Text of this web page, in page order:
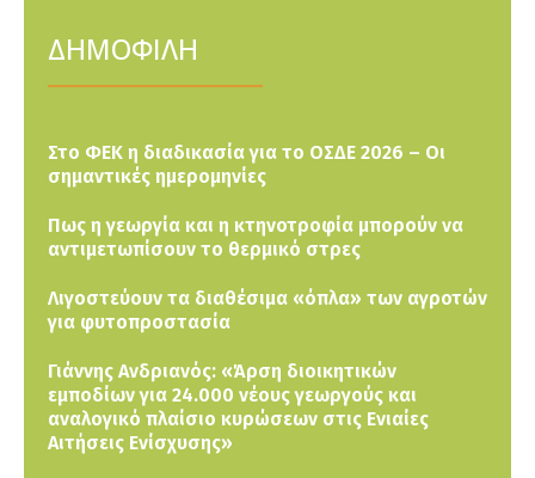
ΔΗΜΟΦΙΛΗ
Στο ΦΕΚ η διαδικασία για το ΟΣΔΕ 2026 – Οι
σημαντικές ημερομηνίες
Πως η γεωργία και η κτηνοτροφία μπορούν να
αντιμετωπίσουν το θερμικό στρες
Λιγοστεύουν τα διαθέσιμα «όπλα» των αγροτών
για φυτοπροστασία
Γιάννης Ανδριανός: «Άρση διοικητικών
εμποδίων για 24.000 νέους γεωργούς και
αναλογικό πλαίσιο κυρώσεων στις Ενιαίες
Αιτήσεις Ενίσχυσης»